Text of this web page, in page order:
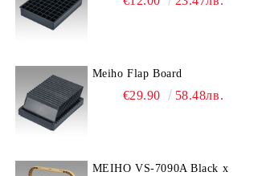
Meiho Flap Board
€29.90 58.48лв.
MEIHO VS-7090A Black x